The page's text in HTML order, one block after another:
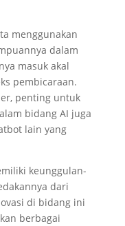
menggunakan
dalam
masuk akal
pembicaraan.
penting untuk
bidang AI juga
lain yang
keunggulan-
dari
di bidang ini
berbagai